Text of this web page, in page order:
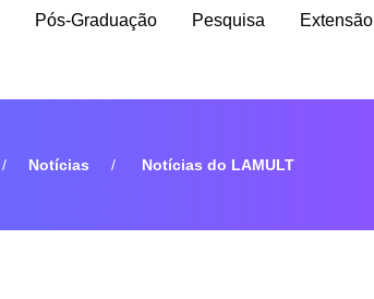
Pós-Graduação Pesquisa Extensão
Notícias Notícias do LAMULT